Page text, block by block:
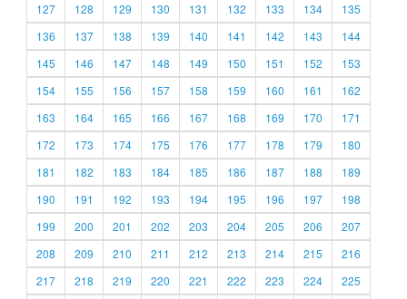
127
128 129 130 131 132 133 134
135
136
137 138 139 140 141 142 143
144
145
146 147 148 149 150 151 152
153
154
155 156 157 158 159 160 161
162
163
164 165 166 167 168 169 170
171
172
173 174 175 176 177 178 179
180
181
182 183 184 185 186 187 188
189
190
191 192 193 194 195 196 197
198
199
200 201 202 203 204 205 206
207
208
209 210 211 212 213 214 215
216
217
218 219 220 221 222 223 224
225